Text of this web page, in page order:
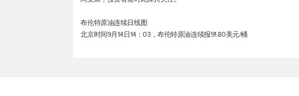
布伦特原油连续日线图
北京时间9月14日14：03，布伦特原油连续报91.80美元/桶